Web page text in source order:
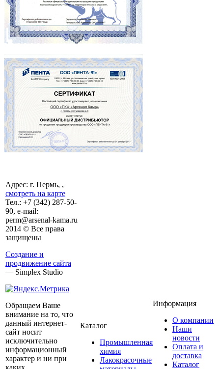
Адрес: г. Пермь, ,
смотреть на карте
Тел.: +7 (342) 287-50-
90, e-mail:
perm@arsenal-kama.ru
2014 © Все права
защищены
Создание и
продвижение сайта
— Simplex Studio
Обращаем Ваше
внимание на то, что
данный интернет-
сайт носит
исключительно
информационный
характер и ни при
каких
Каталог
Промышленная
химия
Лакокрасочные
Информация
О компании
Наши
новости
Оплата и
доставка
Каталог